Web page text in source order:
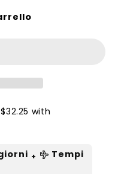
+
Tempi